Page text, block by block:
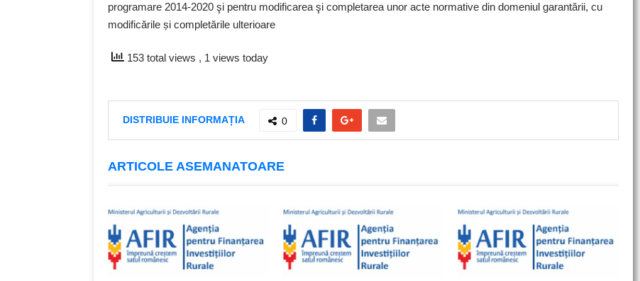
programare 2014-2020 şi pentru modificarea şi completarea unor acte normative din domeniul garantării, cu
modificările și completările ulterioare
153 total views , 1 views today
DISTRIBUIE INFORMAȚIA 0
ARTICOLE ASEMANATOARE